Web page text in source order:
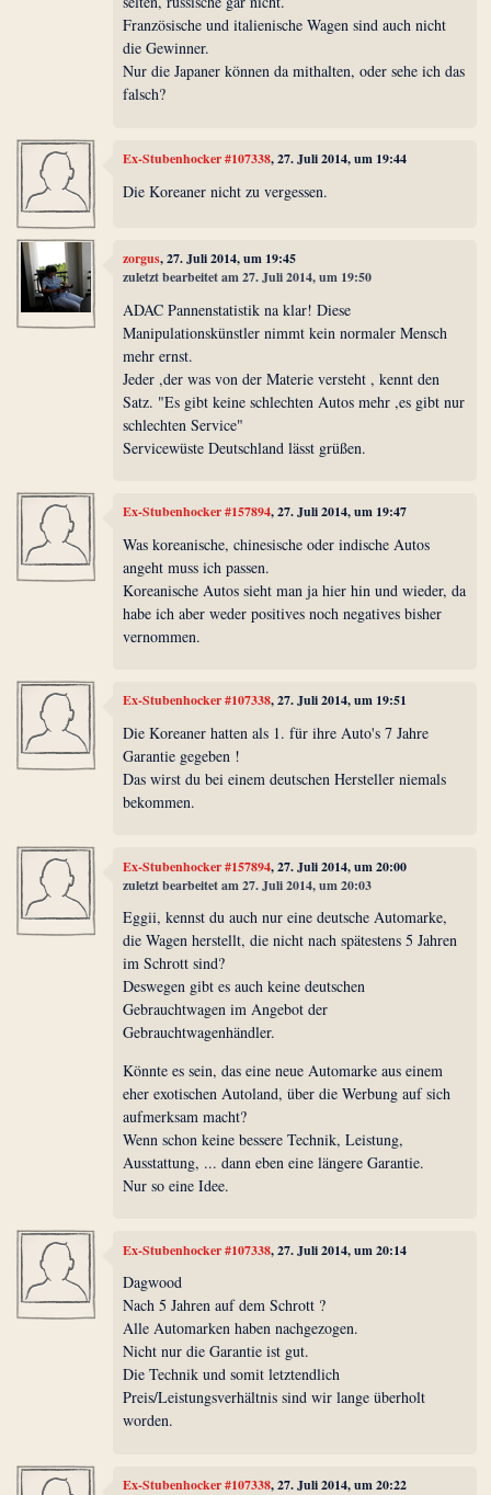
Französische und italienische Wagen sind auch nicht
die Gewinner.
Nur die Japaner können da mithalten, oder sehe ich das
falsch?
Ex-Stubenhocker #107338, 27. Juli 2014, um 19:44
Die Koreaner nicht zu vergessen.
zorgus, 27. Juli 2014, um 19:45
zuletzt bearbeitet am 27. Juli 2014, um 19:50
ADAC Pannenstatistik na klar! Diese
Manipulationskünstler nimmt kein normaler Mensch
mehr ernst.
Jeder ,der was von der Materie versteht , kennt den
Satz. "Es gibt keine schlechten Autos mehr ,es gibt nur
schlechten Service"
Servicewüste Deutschland lässt grüßen.
Ex-Stubenhocker #157894, 27. Juli 2014, um 19:47
Was koreanische, chinesische oder indische Autos
angeht muss ich passen.
Koreanische Autos sieht man ja hier hin und wieder, da
habe ich aber weder positives noch negatives bisher
vernommen.
Ex-Stubenhocker #107338, 27. Juli 2014, um 19:51
Die Koreaner hatten als 1. für ihre Auto's 7 Jahre
Garantie gegeben !
Das wirst du bei einem deutschen Hersteller niemals
bekommen.
Ex-Stubenhocker #157894, 27. Juli 2014, um 20:00
zuletzt bearbeitet am 27. Juli 2014, um 20:03
Eggii, kennst du auch nur eine deutsche Automarke,
die Wagen herstellt, die nicht nach spätestens 5 Jahren
im Schrott sind?
Deswegen gibt es auch keine deutschen
Gebrauchtwagen im Angebot der
Gebrauchtwagenhändler.
Könnte es sein, das eine neue Automarke aus einem
eher exotischen Autoland, über die Werbung auf sich
aufmerksam macht?
Wenn schon keine bessere Technik, Leistung,
Ausstattung, ... dann eben eine längere Garantie.
Nur so eine Idee.
Ex-Stubenhocker #107338, 27. Juli 2014, um 20:14
Dagwood
Nach 5 Jahren auf dem Schrott ?
Alle Automarken haben nachgezogen.
Nicht nur die Garantie ist gut.
Die Technik und somit letztendlich
Preis/Leistungsverhältnis sind wir lange überholt
worden.
Ex-Stubenhocker #107338, 27. Juli 2014, um 20:22